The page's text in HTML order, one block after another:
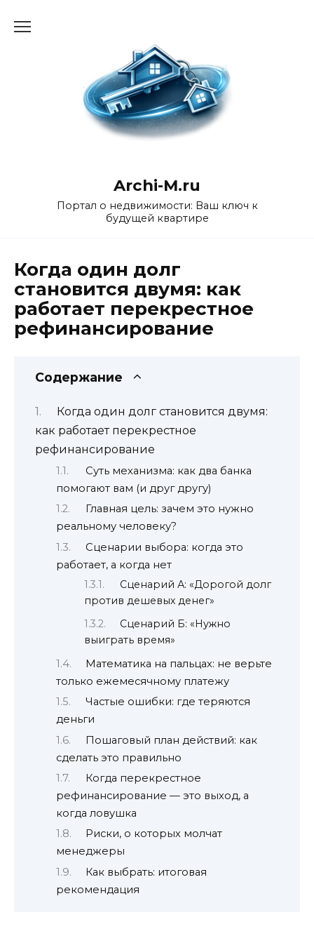
Archi-M.ru
Портал о недвижимости: Ваш ключ к
будущей квартире
Когда один долг
становится двумя: как
работает перекрестное
рефинансирование
Содержание
Когда один долг становится двумя:
как работает перекрестное
рефинансирование
Суть механизма: как два банка
помогают вам (и друг другу)
Главная цель: зачем это нужно
реальному человеку?
Сценарии выбора: когда это
работает, а когда нет
Сценарий А: «Дорогой долг
против дешевых денег»
Сценарий Б: «Нужно
выиграть время»
Математика на пальцах: не верьте
только ежемесячному платежу
Частые ошибки: где теряются
деньги
Пошаговый план действий: как
сделать это правильно
Когда перекрестное
рефинансирование — это выход, а
когда ловушка
Риски, о которых молчат
менеджеры
Как выбрать: итоговая
рекомендация